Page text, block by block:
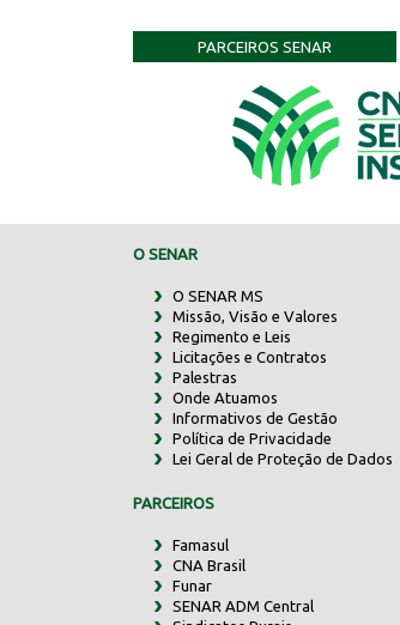
PARCEIROS SENAR
O SENAR
O SENAR MS
Missão, Visão e Valores
Regimento e Leis
Licitações e Contratos
Palestras
Onde Atuamos
Informativos de Gestão
Política de Privacidade
Lei Geral de Proteção de Dados
PARCEIROS
Famasul
CNA Brasil
Funar
SENAR ADM Central